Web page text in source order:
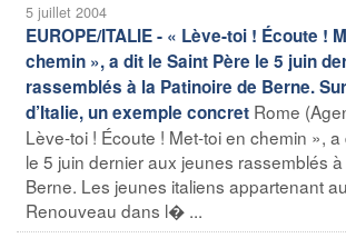
5 juillet 2004
EUROPE/ITALIE - « Lève-toi ! Écoute !
chemin », a dit le Saint Père le 5 juin
rassemblés à la Patinoire de Berne.
d’Italie, un exemple concret Rome
Lève-toi ! Écoute ! Met-toi en chemin », a
le 5 juin dernier aux jeunes rassemblés
Berne. Les jeunes italiens appartenant
Renouveau dans l� ...